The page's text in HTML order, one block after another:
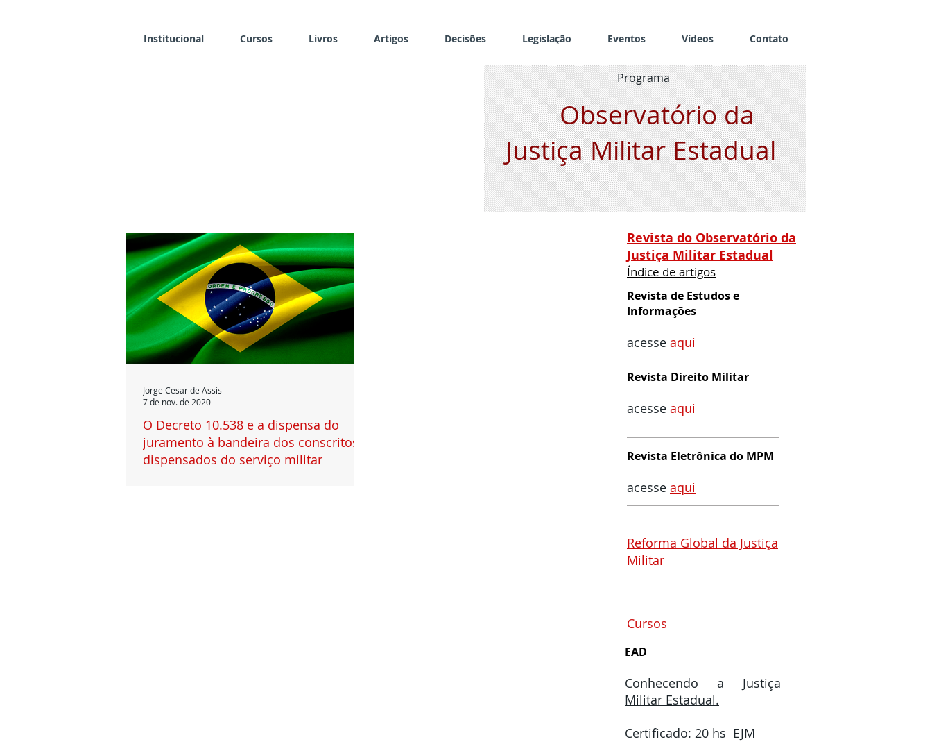
Institucional Cursos Livros Artigos Decisões Legislação Eventos Vídeos Contato
Observatório da
Justiça Militar Estadual
Programa
O Decreto 10.538 e a dispensa do
juramento à bandeira dos conscritos
dispensados do serviço militar
Jorge Cesar de Assis
7 de nov. de 2020
Revista do Observatório da
Justiça Militar Estadual
Índice de artigos
Revista de Estudos e
Informações
acesse aqui
Revista Direito Militar
acesse aqui
Revista Eletrônica do MPM
acesse aqui
Reforma Global da Justiça
Militar
Cursos
EAD
Conhecendo a Justiça
Militar Estadual.
Certificado: 20 hs EJM